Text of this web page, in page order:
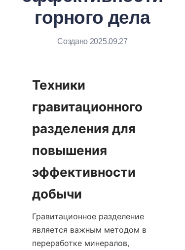
горного дела
Создано 2025.09.27
Техники
гравитационного
разделения для
повышения
эффективности
добычи
Гравитационное разделение
является важным методом в
переработке минералов,